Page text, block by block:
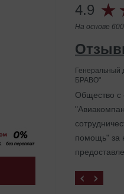
4.9
На основе
Генеральный
БРАВО"
Общество с
помощь" за
Помогли с